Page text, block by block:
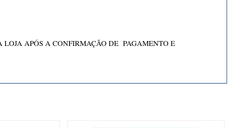
APÓS A CONFIRMAÇÃO DE PAGAMENTO E